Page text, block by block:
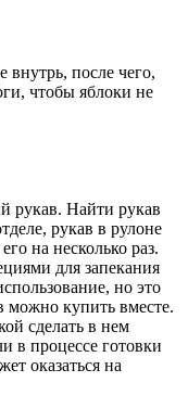
после чего,
чтобы яблоки не
рукав. Найти рукав
рукав в рулоне
на несколько раз.
для запекания
но это
можно купить вместе.
сделать в нем
в процессе готовки
оказаться на